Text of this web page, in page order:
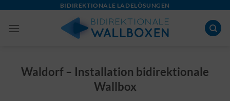
content
BIDIREKTIONALE LADELÖSUNGEN
Waldorf – Installation bidirektionale
Wallbox